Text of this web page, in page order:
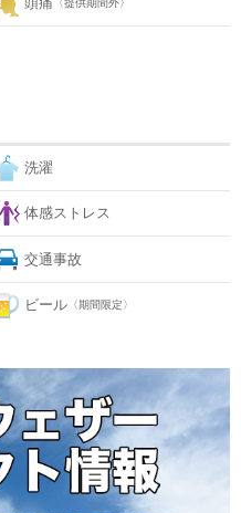
頭痛 〈提供期間外〉
洗濯
体感ストレス
交通事故
ビール 〈期間限定〉